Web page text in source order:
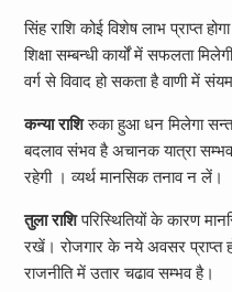
सिंह राशि कोई विशेष लाभ प्राप्त
शिक्षा सम्बन्धी कार्यों में सफलता
वर्ग से विवाद हो सकता है वाणी में
कन्या राशिरुका हुआ धन मिलेगा
बदलाव संभव है अचानक यात्रा सम्भव
रहेगी । व्यर्थ मानसिक तनाव न लें।
तुला राशिपरिस्थितियों के कारण
रखें। रोजगार के नये अवसर प्राप्त
राजनीति में उतार चढाव सम्भव है।